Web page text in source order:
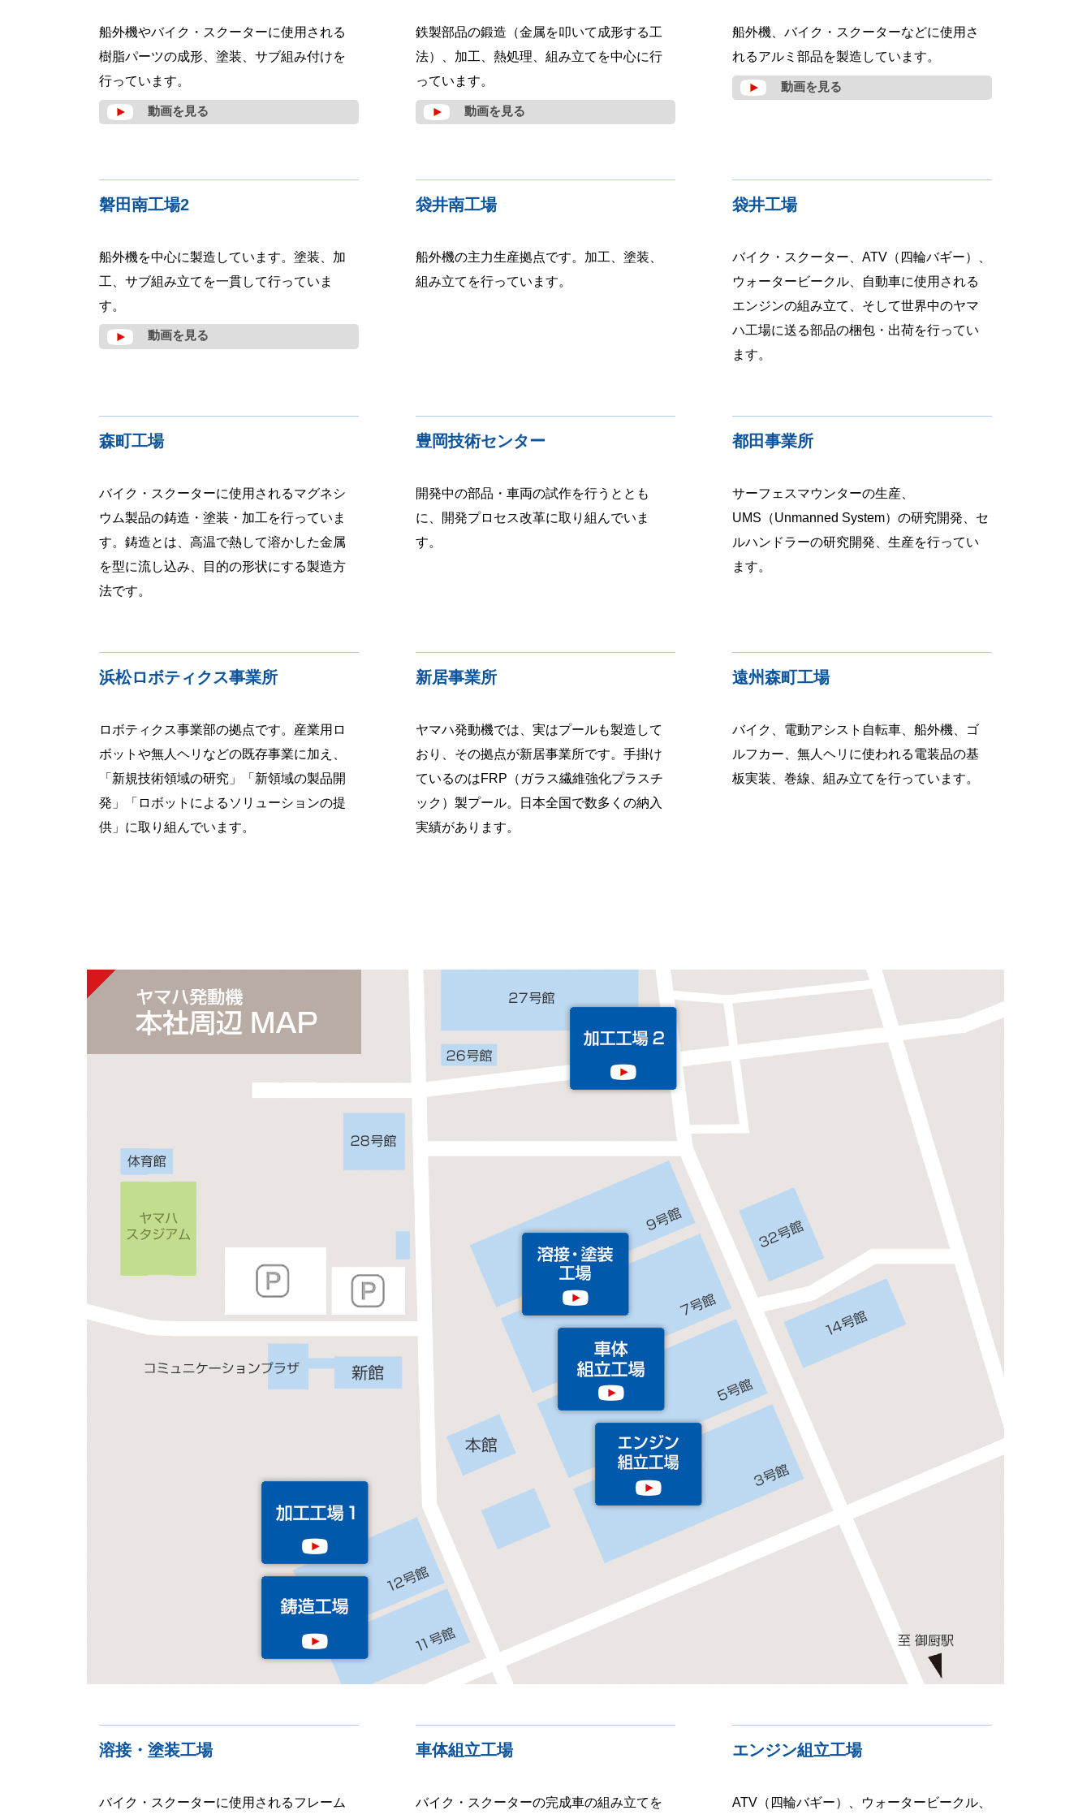
船外機やバイク・スクーターに使用される
樹脂パーツの成形、塗装、サブ組み付けを
行っています。
動画を見る
鉄製部品の鍛造（金属を叩いて成形する工
法）、加工、熱処理、組み立てを中心に行
っています。
動画を見る
船外機、バイク・スクーターなどに使用さ
れるアルミ部品を製造しています。
動画を見る
磐田南工場2
船外機を中心に製造しています。塗装、加
工、サブ組み立てを一貫して行っていま
す。
動画を見る
袋井南工場
船外機の主力生産拠点です。加工、塗装、
組み立てを行っています。
袋井工場
バイク・スクーター、ATV（四輪バギー）、
ウォータービークル、自動車に使用される
エンジンの組み立て、そして世界中のヤマ
ハ工場に送る部品の梱包・出荷を行ってい
ます。
森町工場
バイク・スクーターに使用されるマグネシ
ウム製品の鋳造・塗装・加工を行っていま
す。鋳造とは、高温で熱して溶かした金属
を型に流し込み、目的の形状にする製造方
法です。
豊岡技術センター
開発中の部品・車両の試作を行うととも
に、開発プロセス改革に取り組んでいま
す。
都田事業所
サーフェスマウンターの生産、
UMS（Unmanned System）の研究開発、セ
ルハンドラーの研究開発、生産を行ってい
ます。
浜松ロボティクス事業所
ロボティクス事業部の拠点です。産業用ロ
ボットや無人ヘリなどの既存事業に加え、
「新規技術領域の研究」「新領域の製品開
発」「ロボットによるソリューションの提
供」に取り組んでいます。
新居事業所
ヤマハ発動機では、実はプールも製造して
おり、その拠点が新居事業所です。手掛け
ているのはFRP（ガラス繊維強化プラスチ
ック）製プール。日本全国で数多くの納入
実績があります。
遠州森町工場
バイク、電動アシスト自転車、船外機、ゴ
ルフカー、無人ヘリに使われる電装品の基
板実装、巻線、組み立てを行っています。
溶接・塗装工場
バイク・スクーターに使用されるフレーム
車体組立工場
バイク・スクーターの完成車の組み立てを
エンジン組立工場
ATV（四輪バギー）、ウォータービークル、